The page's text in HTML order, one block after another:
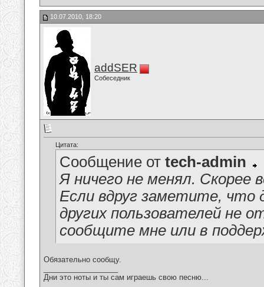
10.07.2010, 18:20
addSER
Собеседник
Цитата:
Сообщение от tech-admin
Я ничего не менял. Скорее
Если вдруг заметите, что
других пользователей не
сообщите мне или в
Обязательно сообщу.
Дни это ноты и ты сам играешь свою песню...